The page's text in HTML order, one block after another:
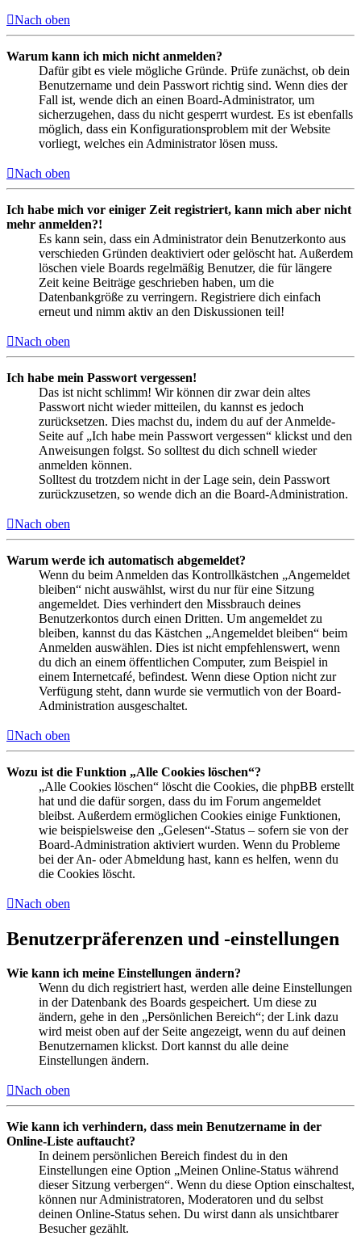
Nach oben
Warum kann ich mich nicht anmelden?
Dafür gibt es viele mögliche Gründe. Prüfe zunächst, ob dein
Benutzername und dein Passwort richtig sind. Wenn dies der
Fall ist, wende dich an einen Board-Administrator, um
sicherzugehen, dass du nicht gesperrt wurdest. Es ist ebenfalls
möglich, dass ein Konfigurationsproblem mit der Website
vorliegt, welches ein Administrator lösen muss.
Nach oben
Ich habe mich vor einiger Zeit registriert, kann mich aber nicht
mehr anmelden?!
Es kann sein, dass ein Administrator dein Benutzerkonto aus
verschieden Gründen deaktiviert oder gelöscht hat. Außerdem
löschen viele Boards regelmäßig Benutzer, die für längere
Zeit keine Beiträge geschrieben haben, um die
Datenbankgröße zu verringern. Registriere dich einfach
erneut und nimm aktiv an den Diskussionen teil!
Nach oben
Ich habe mein Passwort vergessen!
Das ist nicht schlimm! Wir können dir zwar dein altes
Passwort nicht wieder mitteilen, du kannst es jedoch
zurücksetzen. Dies machst du, indem du auf der Anmelde-
Seite auf „Ich habe mein Passwort vergessen“ klickst und den
Anweisungen folgst. So solltest du dich schnell wieder
anmelden können.
Solltest du trotzdem nicht in der Lage sein, dein Passwort
zurückzusetzen, so wende dich an die Board-Administration.
Nach oben
Warum werde ich automatisch abgemeldet?
Wenn du beim Anmelden das Kontrollkästchen „Angemeldet
bleiben“ nicht auswählst, wirst du nur für eine Sitzung
angemeldet. Dies verhindert den Missbrauch deines
Benutzerkontos durch einen Dritten. Um angemeldet zu
bleiben, kannst du das Kästchen „Angemeldet bleiben“ beim
Anmelden auswählen. Dies ist nicht empfehlenswert, wenn
du dich an einem öffentlichen Computer, zum Beispiel in
einem Internetcafé, befindest. Wenn diese Option nicht zur
Verfügung steht, dann wurde sie vermutlich von der Board-
Administration ausgeschaltet.
Nach oben
Wozu ist die Funktion „Alle Cookies löschen“?
„Alle Cookies löschen“ löscht die Cookies, die phpBB erstellt
hat und die dafür sorgen, dass du im Forum angemeldet
bleibst. Außerdem ermöglichen Cookies einige Funktionen,
wie beispielsweise den „Gelesen“-Status – sofern sie von der
Board-Administration aktiviert wurden. Wenn du Probleme
bei der An- oder Abmeldung hast, kann es helfen, wenn du
die Cookies löscht.
Nach oben
Benutzerpräferenzen und -einstellungen
Wie kann ich meine Einstellungen ändern?
Wenn du dich registriert hast, werden alle deine Einstellungen
in der Datenbank des Boards gespeichert. Um diese zu
ändern, gehe in den „Persönlichen Bereich“; der Link dazu
wird meist oben auf der Seite angezeigt, wenn du auf deinen
Benutzernamen klickst. Dort kannst du alle deine
Einstellungen ändern.
Nach oben
Wie kann ich verhindern, dass mein Benutzername in der
Online-Liste auftaucht?
In deinem persönlichen Bereich findest du in den
Einstellungen eine Option „Meinen Online-Status während
dieser Sitzung verbergen“. Wenn du diese Option einschaltest,
können nur Administratoren, Moderatoren und du selbst
deinen Online-Status sehen. Du wirst dann als unsichtbarer
Besucher gezählt.